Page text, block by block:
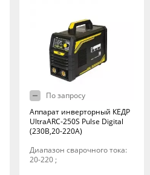
По запросу
Аппарат инверторный КЕДР
UltraARC-250S Pulse Digital
(230В,20-220А)
Диапазон сварочного тока:
20-220 ;